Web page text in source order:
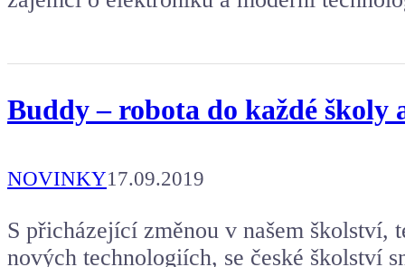
Buddy – robota do každé
NOVINKY17.09.2019
S přicházející změnou v našem školství,
nových technologiích, se české školství